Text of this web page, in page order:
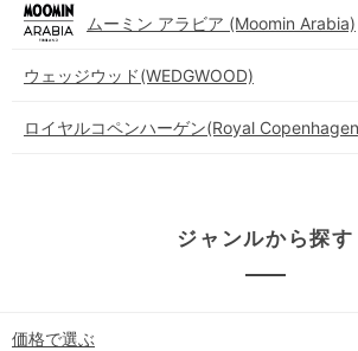
ムーミン アラビア (Moomin Arabia)
ウェッジウッド(WEDGWOOD)
ロイヤルコペンハーゲン(Royal
ジャンルから探す
価格で選ぶ